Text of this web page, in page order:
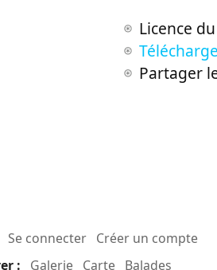
Licence
Partager
Se connecter Créer un compte
:
Galerie Carte Balades